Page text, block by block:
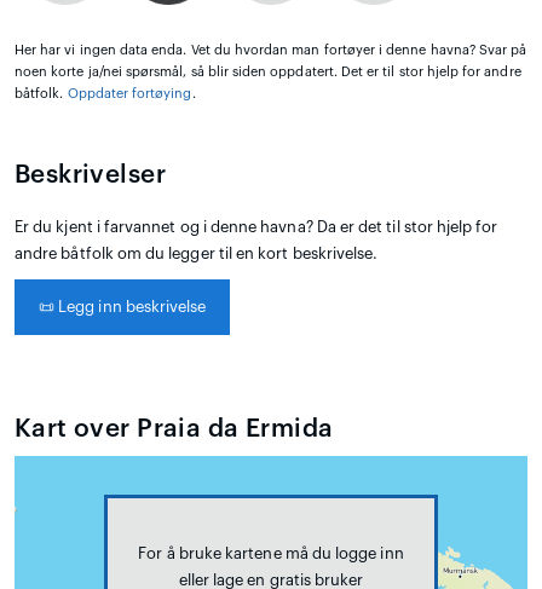
Her har vi ingen data enda. Vet du hvordan man fortøyer i denne havna? Svar på
noen korte ja/nei spørsmål, så blir siden oppdatert. Det er til stor hjelp for andre
båtfolk. Oppdater fortøying .
Beskrivelser
Er du kjent i farvannet og i denne havna? Da er det til stor hjelp for
andre båtfolk om du legger til en kort beskrivelse.
📜 Legg inn beskrivelse
Kart over Praia da Ermida
For å bruke kartene må du logge inn
eller lage en gratis bruker